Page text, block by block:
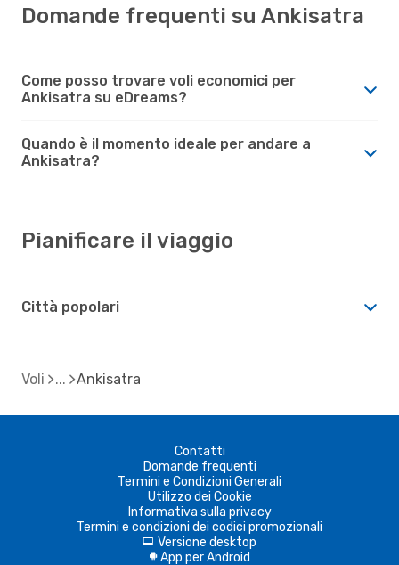
Domande frequenti su Ankisatra
Come posso trovare voli economici per
Ankisatra su eDreams?
Quando è il momento ideale per andare a
Ankisatra?
Pianificare il viaggio
Città popolari
Voli Ankisatra
Contatti
Domande frequenti
Termini e Condizioni Generali
Utilizzo dei Cookie
Informativa sulla privacy
Termini e condizioni dei codici promozionali
d Versione desktop
A App per Android